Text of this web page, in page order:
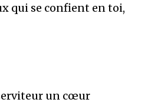
qui se confient en toi,
un cœur